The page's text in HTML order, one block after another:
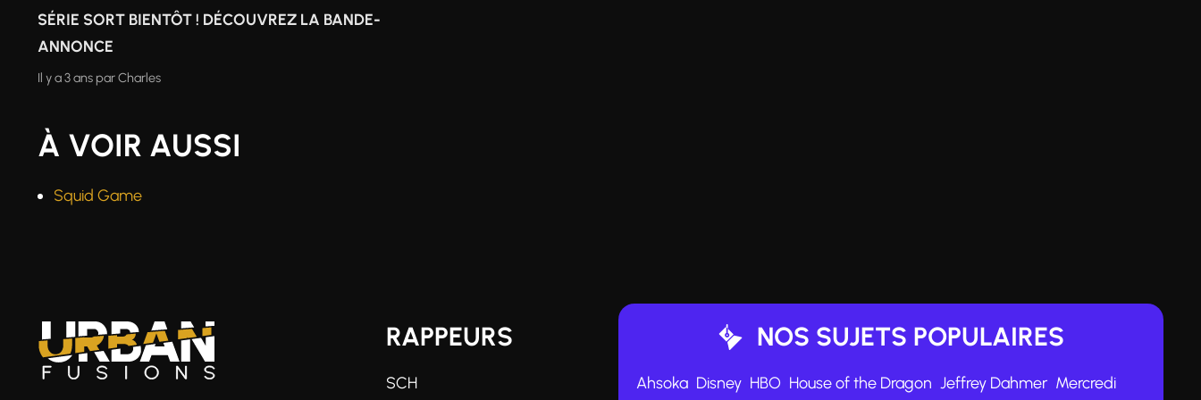
SÉRIE SORT BIENTÔT ! DÉCOUVREZ LA BANDE-
ANNONCE
Il y a 3 ans parCharles
À VOIR AUSSI
Squid Game
RAPPEURS
SCH
NOS SUJETS POPULAIRES
Ahsoka Disney HBO House of the Dragon Jeffrey Dahmer Mercredi